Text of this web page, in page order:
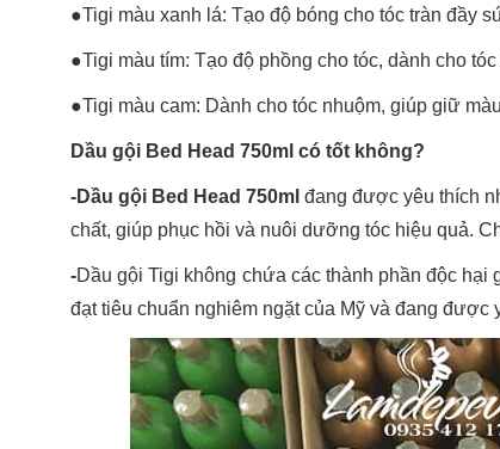
●Tigi màu xanh lá: Tạo độ bóng cho tóc tràn đầy
●Tigi màu tím: Tạo độ phồng cho tóc, dành cho
●Tigi màu cam: Dành cho tóc nhuộm, giúp giữ
Dầu gội Bed Head 750ml có tốt không?
-Dầu gội Bed Head 750ml đang được yêu thích
chất, giúp phục hồi và nuôi dưỡng tóc hiệu quả.
-Dầu gội Tigi không chứa các thành phần độc
đạt tiêu chuẩn nghiêm ngặt của Mỹ và đang